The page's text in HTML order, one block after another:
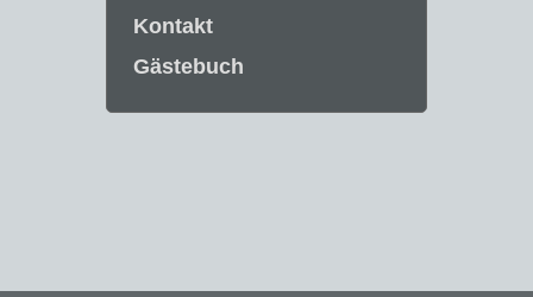
Kontakt
Gästebuch